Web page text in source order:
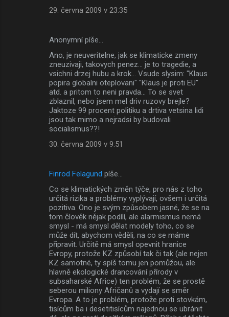
29. června 2009 v 23:35
Anonymní píše…
Ano, je neuveritelne, jak se klimaticke zmeny
zneuzivaji, takovych penez... je to tragedie, a
vsichni drzej hubu a krok... Vsude slysim: "Klaus
popira globalni oteplovani" "Klaus je proti EU"
atd. a pritom to neni pravda... To se svet
zblaznil, nebo jsem mel driv ruzovy brejle?
Jaktoze 99 procent politiku a drtiva vetsina lidi
jsou tak mimo a nejradsi by budovali
socialismus??!
30. června 2009 v 9:51
Finrod Felagund píše…
Co se klimatických změn týče, pro nás z toho
určitá rizika a problémy vyplývají, ovšem i určitá
pozitiva. Ono je svým způsobem jasné, že se na
tom člověk nějak podílí, ale alarmismus nemá
smysl - má smysl dělat modely toho, co se
může dít, abychom věděli, na co se máme
připravit. Určitě má smysl opevnit hranice
Evropy, protože KZ způsobí tak či tak (ale nejen
KZ samotné, ty spíš tomu jen pomůžou, ale
hlavně ekologické drancování přírody v
subsaharské Africe) ten problém, že se prostě
seberou miliony Afričanů a vydají se směr
Evropa. A to je problém, protože proti stovkám,
tisícům ba i desetitisícům najednou se ubránit